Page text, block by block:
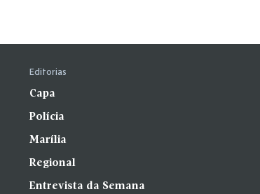
Editorias
Capa
Polícia
Marília
Regional
Entrevista da Semana